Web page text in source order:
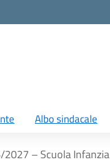
Albo sindacale
2027 – Scuola Infanzia